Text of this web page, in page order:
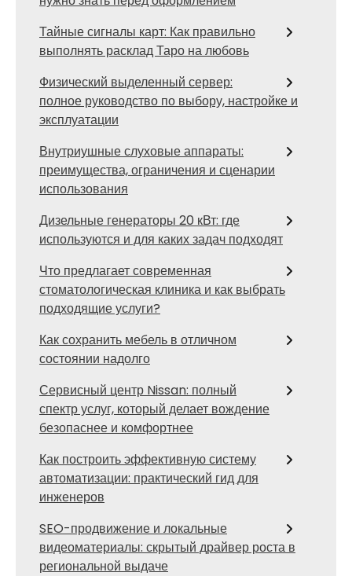
Тайные сигналы карт: Как правильно
выполнять расклад Таро на любовь
Физический выделенный сервер:
полное руководство по выбору, настройке и
эксплуатации
Внутриушные слуховые аппараты:
преимущества, ограничения и сценарии
использования
Дизельные генераторы 20 кВт: где
используются и для каких задач подходят
Что предлагает современная
стоматологическая клиника и как выбрать
подходящие услуги?
Как сохранить мебель в отличном
состоянии надолго
Сервисный центр Nissan: полный
спектр услуг, который делает вождение
безопаснее и комфортнее
Как построить эффективную систему
автоматизации: практический гид для
инженеров
SEO-продвижение и локальные
видеоматериалы: скрытый драйвер роста в
региональной выдаче